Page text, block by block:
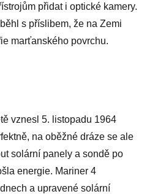
přidat i optické kamery.
s příslibem, že na Zemi
marťanského povrchu.
vznesl 5. listopadu 1964
na oběžné dráze se ale
solární panely a sondě po
energie. Mariner 4
a upravené solární